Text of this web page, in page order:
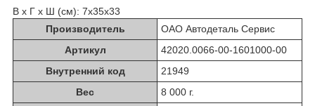
В х Г х Ш (см): 7х35х33
Производитель
ОАО Автодеталь Сервис
Артикул
42020.0066-00-1601000-00
Внутренний код
21949
Вес
8 000 г.